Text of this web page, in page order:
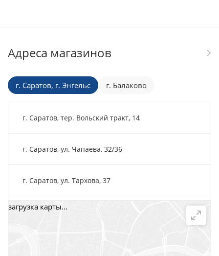
Адреса магазинов
г. Саратов, г. Энгельс г. Балаково
г. Саратов, тер. Вольский тракт, 14
г. Саратов, ул. Чапаева, 32/36
г. Саратов, ул. Тархова, 37
г. Саратов, пр-т. 50 лет Октября, 118Д, помещ. 15
загрузка карты...